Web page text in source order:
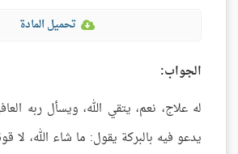
تحميل المادة
الجواب:
له علاج، نعم، يتقي الله، ويسأل ربه
يدعو فيه بالبركة يقول: ما شاء الله، لا قوة